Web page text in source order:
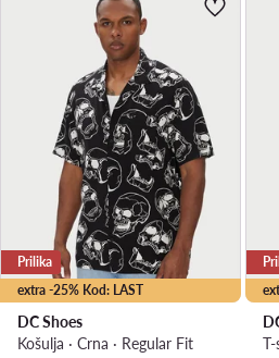
extra -25% Kod: LAST
Prilika
DC Shoes
Košulja · Crna · Regular Fit
T-